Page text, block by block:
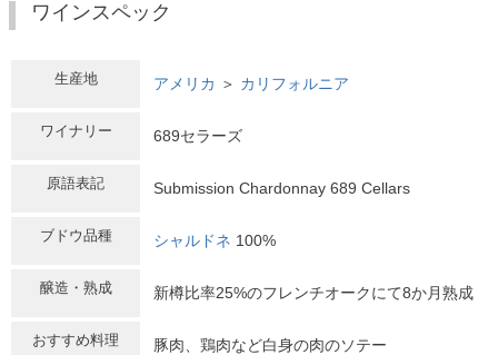
ワインスペック
生産地 アメリカ ＞ カリフォルニア
ワイナリー 689セラーズ
原語表記 Submission Chardonnay 689 Cellars
ブドウ品種 シャルドネ 100%
醸造・熟成 新樽比率25%のフレンチオークにて8か月熟成
おすすめ料理 豚肉、鶏肉など白身の肉のソテー